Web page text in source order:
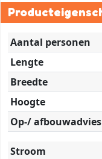
Aantal personen
Lengte
Breedte
Hoogte
Op-/ afbouwadvies
Stroom